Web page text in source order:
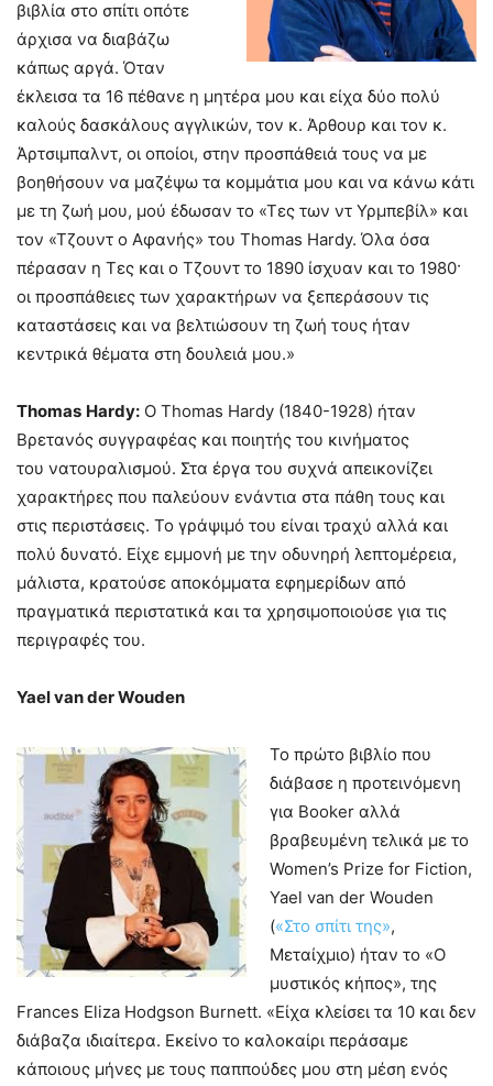
βιβλία στο σπίτι οπότε
άρχισα να διαβάζω
κάπως αργά. Όταν
έκλεισα τα 16 πέθανε η μητέρα μου και είχα δύο πολύ
καλούς δασκάλους αγγλικών, τον κ. Άρθουρ και τον κ.
Άρτσιμπαλντ, οι οποίοι, στην προσπάθειά τους να με
βοηθήσουν να μαζέψω τα κομμάτια μου και να κάνω κάτι
με τη ζωή μου, μού έδωσαν το «Τες των ντ Υρμπεβίλ» και
τον «Τζουντ ο Αφανής» του Thomas Hardy. Όλα όσα
πέρασαν η Τες και ο Τζουντ το 1890 ίσχυαν και το 1980·
οι προσπάθειες των χαρακτήρων να ξεπεράσουν τις
καταστάσεις και να βελτιώσουν τη ζωή τους ήταν
κεντρικά θέματα στη δουλειά μου.»
Thomas Hardy: O Thomas Hardy (1840-1928) ήταν
Βρετανός συγγραφέας και ποιητής του κινήματος
του νατουραλισμού. Στα έργα του συχνά απεικονίζει
χαρακτήρες που παλεύουν ενάντια στα πάθη τους και
στις περιστάσεις. Το γράψιμό του είναι τραχύ αλλά και
πολύ δυνατό. Είχε εμμονή με την οδυνηρή λεπτομέρεια,
μάλιστα, κρατούσε αποκόμματα εφημερίδων από
πραγματικά περιστατικά και τα χρησιμοποιούσε για τις
περιγραφές του.
Yael van der Wouden
Το πρώτο βιβλίο που
διάβασε η προτεινόμενη
για Booker αλλά
βραβευμένη τελικά με το
Women’s Prize for Fiction,
Yael van der Wouden
(«Στο σπίτι της»,
Μεταίχμιο) ήταν το «Ο
μυστικός κήπος», της
Frances Eliza Hodgson Burnett. «Είχα κλείσει τα 10 και δεν
διάβαζα ιδιαίτερα. Εκείνο το καλοκαίρι περάσαμε
κάποιους μήνες με τους παππούδες μου στη μέση ενός